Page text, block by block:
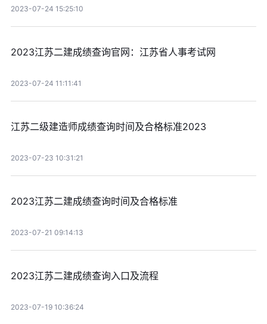
2023-07-24 15:25:10
2023江苏二建成绩查询官网：江苏省人事考试网
2023-07-24 11:11:41
江苏二级建造师成绩查询时间及合格标准2023
2023-07-23 10:31:21
2023江苏二建成绩查询时间及合格标准
2023-07-21 09:14:13
2023江苏二建成绩查询入口及流程
2023-07-19 10:36:24